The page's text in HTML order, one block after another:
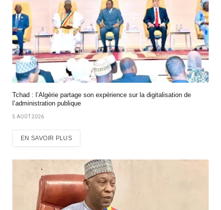
Tchad : l’Algérie partage son expérience sur la digitalisation de
l’administration publique
5 AOÛT 2026
EN SAVOIR PLUS